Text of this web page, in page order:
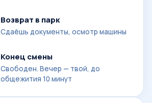
Возврат в парк
Сдаёшь документы, осмотр машины
Конец смены
Свободен. Вечер — твой, до
общежития 10 минут